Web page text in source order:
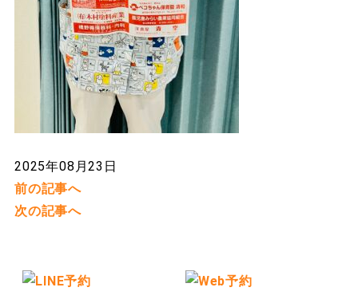
2025年08月23日
前の記事へ
次の記事へ